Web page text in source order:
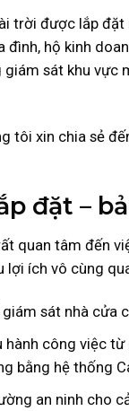
trời được lắp đặt
đình, hộ kinh
giám sát khu vực
tôi xin chia sẻ
đặt –
quan tâm đến
lợi ích vô cùng
sát nhà cửa
hành công việc
bằng hệ thống
an ninh cho